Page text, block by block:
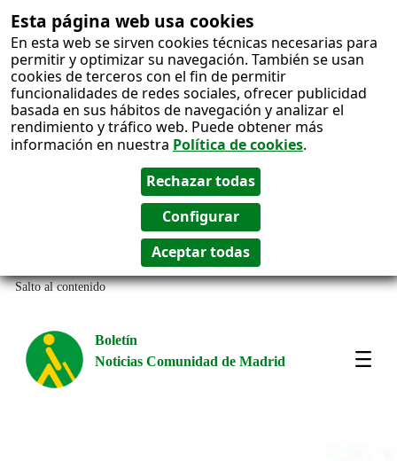
Esta página web usa cookies
En esta web se sirven cookies técnicas necesarias para
permitir y optimizar su navegación. También se usan
cookies de terceros con el fin de permitir
funcionalidades de redes sociales, ofrecer publicidad
basada en sus hábitos de navegación y analizar el
rendimiento y tráfico web. Puede obtener más
información en nuestra Política de cookies.
Salto al contenido
Boletín
Noticias Comunidad de Madrid